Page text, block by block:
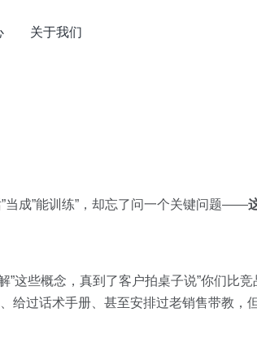
关于我们
当成”能训练”，却忘了问一个关键问题——
这些概念，真到了客户拍桌子说”你们比竞
给过话术手册、甚至安排过老销售带教，